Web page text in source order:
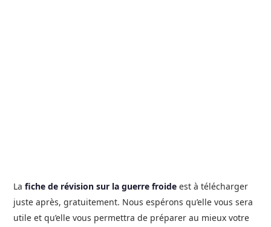
Lafiche de révision sur la guerre froide est à télécharger
juste après, gratuitement. Nous espérons qu’elle vous sera
utile et qu’elle vous permettra de préparer au mieux votre